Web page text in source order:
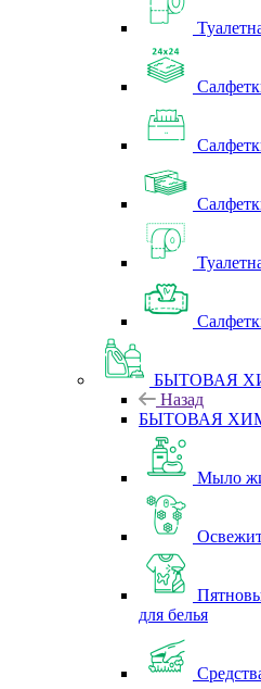
БЫТОВАЯ
Назад
БЫТОВАЯ
Мыло
для белья